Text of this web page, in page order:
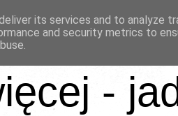
-
its services and to analyze
and security metrics to